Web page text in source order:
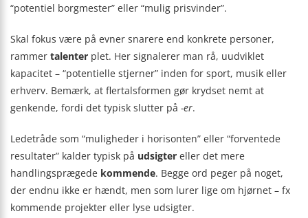
“potentiel borgmester” eller “mulig prisvinder”.
Skal fokus være på evner snarere end konkrete personer,
rammer talenter plet. Her signalerer man rå, uudviklet
kapacitet – “potentielle stjerner” inden for sport, musik eller
erhverv. Bemærk, at flertalsformen gør krydset nemt at
genkende, fordi det typisk slutter på -er.
Ledetråde som “muligheder i horisonten” eller “forventede
resultater” kalder typisk på udsigter eller det mere
handlingsprægede kommende. Begge ord peger på noget,
der endnu ikke er hændt, men som lurer lige om hjørnet – fx
kommende projekter eller lyse udsigter.